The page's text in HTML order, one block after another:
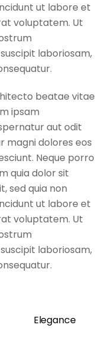
ut labore et
voluptatem. Ut
laboriosam,
beatae vitae
ipsam
aut odit
magni dolores eos
Neque porro
quia dolor sit
sed quia non
ut labore et
voluptatem. Ut
laboriosam,
Elegance